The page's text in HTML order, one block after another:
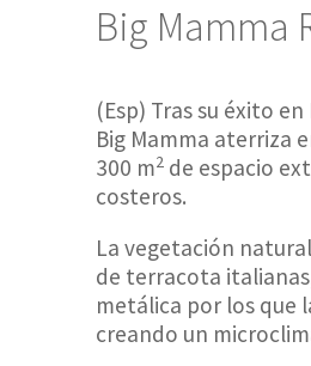
Big Mamma
(Esp) Tras su éxito
Big Mamma aterriza
300 m2 de espacio
costeros.
La vegetación
de terracota
metálica por los que
creando un